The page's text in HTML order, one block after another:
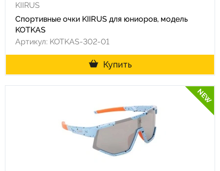
KIIRUS
Спортивные очки KIIRUS для юниоров, модель
KOTKAS
Артикул: KOTKAS-302-01
Купить
NEW